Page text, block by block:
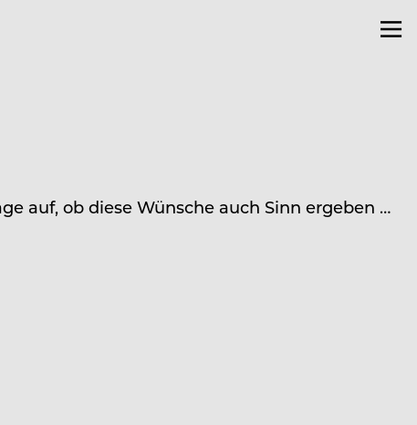
auf, ob diese Wünsche auch Sinn ergeben …